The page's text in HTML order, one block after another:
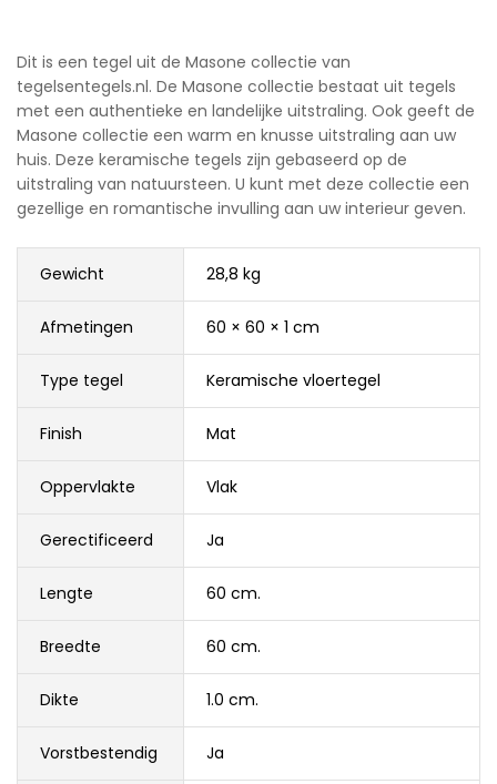
Dit is een tegel uit de Masone collectie van
tegelsentegels.nl. De Masone collectie bestaat uit tegels
met een authentieke en landelijke uitstraling. Ook geeft de
Masone collectie een warm en knusse uitstraling aan uw
huis. Deze keramische tegels zijn gebaseerd op de
uitstraling van natuursteen. U kunt met deze collectie een
gezellige en romantische invulling aan uw interieur geven.
Gewicht 28,8 kg
Afmetingen 60 × 60 × 1 cm
Type tegel Keramische vloertegel
Finish Mat
Oppervlakte Vlak
Gerectificeerd Ja
Lengte 60 cm.
Breedte 60 cm.
Dikte 1.0 cm.
Vorstbestendig Ja